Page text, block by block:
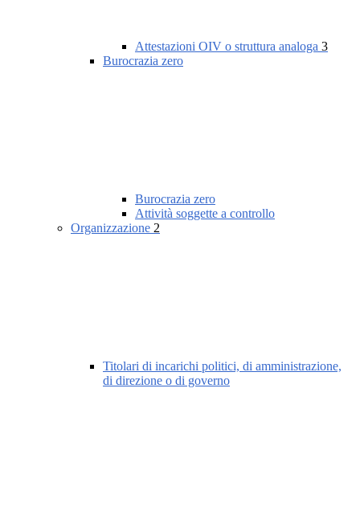
Attestazioni OIV o struttura analoga 3
Burocrazia zero
Burocrazia zero
Attività soggette a controllo
Organizzazione 2
Titolari di incarichi politici, di amministrazione,
di direzione o di governo